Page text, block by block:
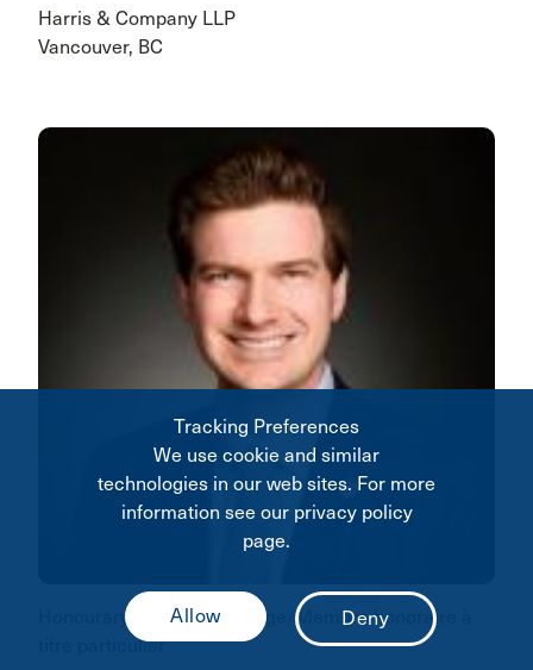
Harris & Company LLP
Vancouver, BC
Honourary Member-at-Large/Membre honoraire à
titre particulier
Tracking Preferences
We use cookie and similar
technologies in our web sites. For more
information see our privacy policy
page.